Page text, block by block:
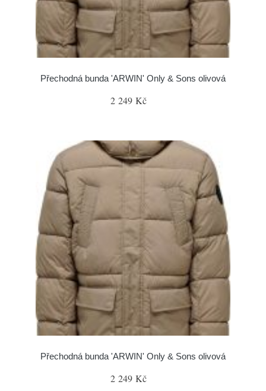
Přechodná bunda 'ARWIN' Only & Sons olivová
2 249 Kč
Přechodná bunda 'ARWIN' Only & Sons olivová
2 249 Kč